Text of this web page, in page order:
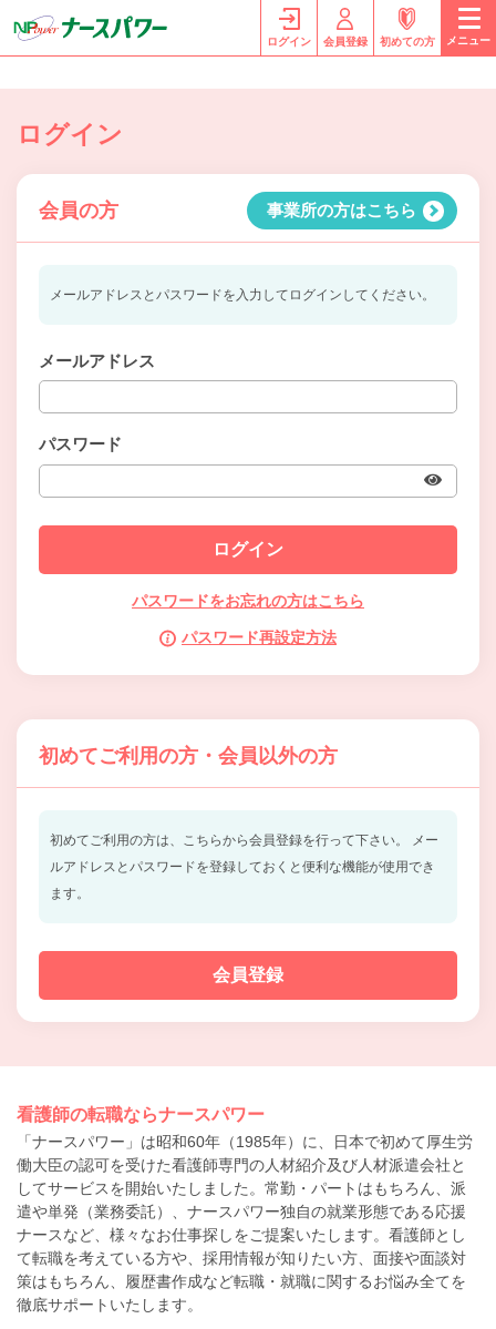
ログイン 会員登録 初めての方 メニュー
ログイン
会員の方 事業所の方はこちら
メールアドレスとパスワードを入力してログインしてください。
メールアドレス
パスワード
パスワードをお忘れの方はこちら
パスワード再設定方法
初めてご利用の方・会員以外の方
初めてご利用の方は、こちらから会員登録を行って下さい。
メー
ルアドレスとパスワードを登録しておくと便利な機能が使用でき
ます。
会員登録
看護師の転職ならナースパワー
「ナースパワー」は昭和60年（1985年）に、日本で初めて厚生労
働大臣の認可を受けた看護師専門の人材紹介及び人材派遣会社と
してサービスを開始いたしました。常勤・パートはもちろん、派
遣や単発（業務委託）、ナースパワー独自の就業形態である応援
ナースなど、様々なお仕事探しをご提案いたします。看護師とし
て転職を考えている方や、採用情報が知りたい方、面接や面談対
策はもちろん、履歴書作成など転職・就職に関するお悩み全てを
徹底サポートいたします。